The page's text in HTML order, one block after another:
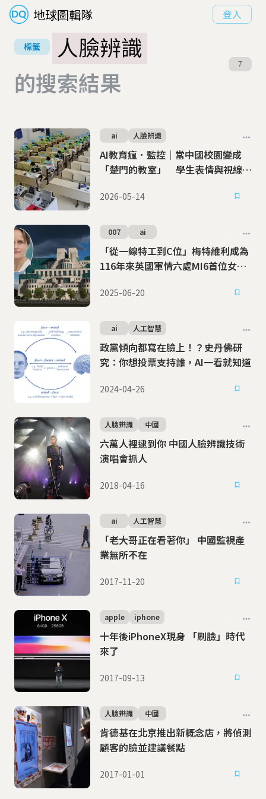
地球圖輯隊 登入
標籤
人臉辨識
的搜索結果
7
AI教育瘋．監控｜當中國校園變成
「楚門的教室」 學生表情與視線都
ai 人臉辨識
2026-05-14
「從一線特工到C位」梅特維利成為
116年來英國軍情六處MI6首位女性
007 ai
2025-06-20
政黨傾向都寫在臉上！？史丹佛研
究：你想投票支持誰，AI一看就知道
ai 人工智慧
2024-04-26
六萬人裡逮到你 中國人臉辨識技術
演唱會抓人
人臉辨識 中國
2018-04-16
「老大哥正在看著你」 中國監視產
業無所不在
ai 人工智慧
2017-11-20
十年後iPhoneX現身 「刷臉」時代
來了
apple iphone
2017-09-13
肯德基在北京推出新概念店，將偵測
顧客的臉並建議餐點
人臉辨識 中國
2017-01-01